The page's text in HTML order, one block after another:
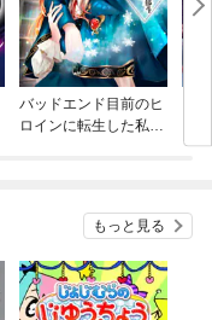
バッドエンド目前のヒ
ロインに転生した私、
もっと見る